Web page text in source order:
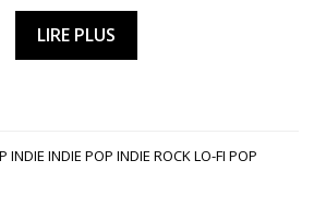
LIRE PLUS
INDIE INDIE POP INDIE ROCKLO-FI POP